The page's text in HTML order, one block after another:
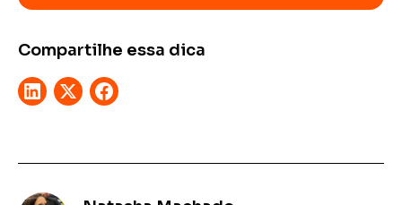
Compartilhe essa dica